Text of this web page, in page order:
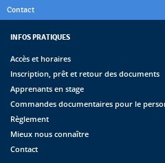
Contact
INFOS PRATIQUES
Accès et horaires
Inscription, prêt et retour des documents
Apprenants en stage
Commandes documentaires pour le
Règlement
Mieux nous connaître
Contact